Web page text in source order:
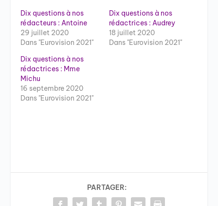
Dix questions à nos
rédacteurs : Antoine
29 juillet 2020
Dans "Eurovision 2021"
Dix questions à nos
rédactrices : Audrey
18 juillet 2020
Dans "Eurovision 2021"
Dix questions à nos
rédactrices : Mme
Michu
16 septembre 2020
Dans "Eurovision 2021"
PARTAGER: